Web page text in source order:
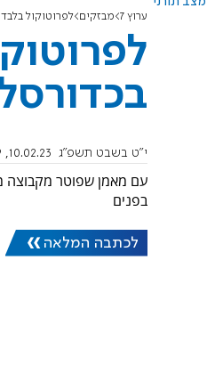
ערוץ 7 מבזקים לפרוטוקול
י"ט בשבט תשפ"ג 10.02.23, 11:49
עם מאמן שפוטר מקבוצה
בפנים
לכתבה המלאה